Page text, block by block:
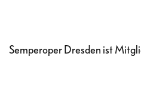
Semperoper Dresden ist